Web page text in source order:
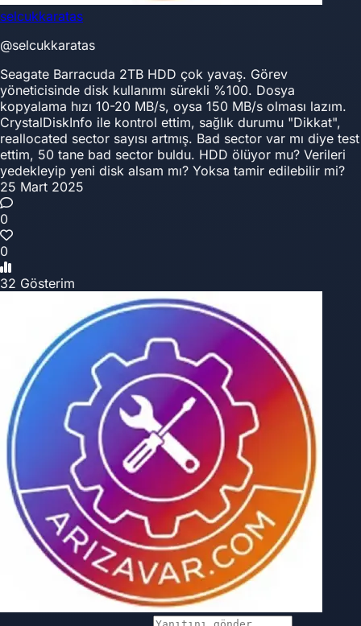
selcukkaratas
@selcukkaratas
Seagate Barracuda 2TB HDD çok yavaş. Görev
yöneticisinde disk kullanımı sürekli %100. Dosya
kopyalama hızı 10-20 MB/s, oysa 150 MB/s olması lazım.
CrystalDiskInfo ile kontrol ettim, sağlık durumu "Dikkat",
reallocated sector sayısı artmış. Bad sector var mı diye test
ettim, 50 tane bad sector buldu. HDD ölüyor mu? Verileri
yedekleyip yeni disk alsam mı? Yoksa tamir edilebilir mi?
25 Mart 2025
0
0
32 Gösterim